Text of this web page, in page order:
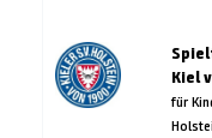
Kiel
für